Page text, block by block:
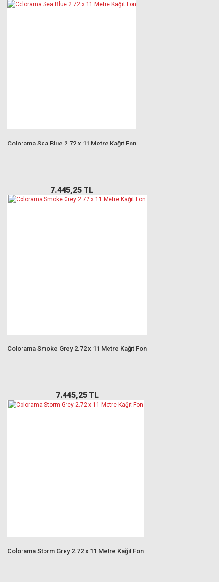
Colorama Sea Blue 2.72 x 11 Metre Kağıt Fon
7.445,25 TL
Colorama Smoke Grey 2.72 x 11 Metre Kağıt Fon
7.445,25 TL
Colorama Storm Grey 2.72 x 11 Metre Kağıt Fon